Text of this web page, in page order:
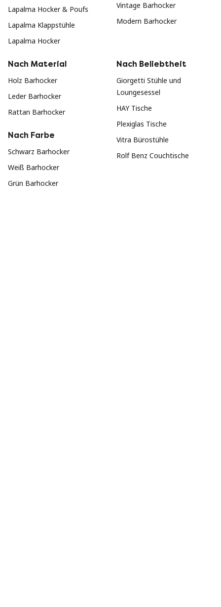
Lapalma Hocker & Poufs
Lapalma Klappstühle
Lapalma Hocker
Vintage Barhocker
Modern Barhocker
Nach Material
Holz Barhocker
Leder Barhocker
Rattan Barhocker
Nach Farbe
Schwarz Barhocker
Weiß Barhocker
Grün Barhocker
Nach Beliebtheit
Giorgetti Stühle und
Loungesessel
HAY Tische
Plexiglas Tische
Vitra Bürostühle
Rolf Benz Couchtische